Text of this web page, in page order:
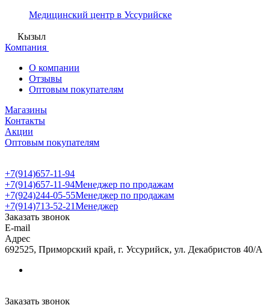
Медицинский центр в Уссурийске
Кызыл
Компания
О компании
Отзывы
Оптовым покупателям
Магазины
Контакты
Акции
Оптовым покупателям
+7(914)657-11-94
+7(914)657-11-94Менеджер по продажам
+7(924)244-05-55Менеджер по продажам
+7(914)713-52-21Менеджер
Заказать звонок
E-mail
Адрес
692525, Приморский край, г. Уссурийск, ул. Декабристов 40/А
Заказать звонок